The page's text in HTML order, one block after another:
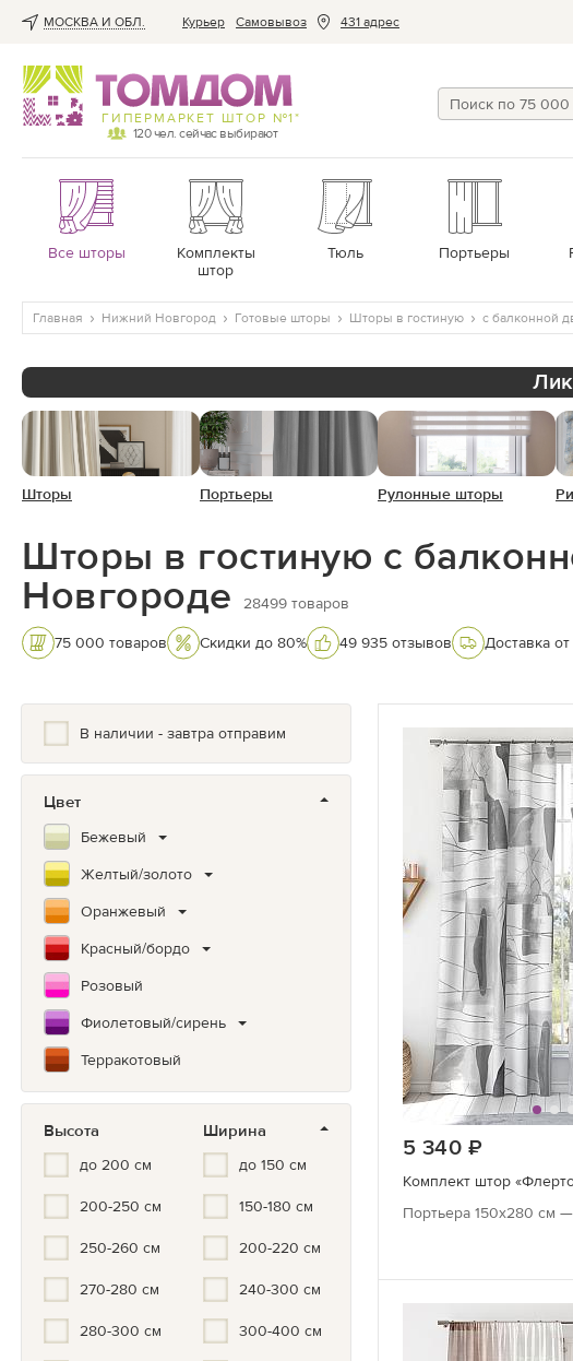
МОСКВА И ОБЛ. Курьер Cамовывоз 431 адрес
ГИПЕРМАРКЕТ ШТОР №1*
120чел. сейчас выбирают
Все шторы
Комплекты
штор
Тюль Портьеры
Главная Нижний Новгород Готовые шторы Шторы в гостиную с балконной
Шторы Портьеры Рулонные шторы
Шторы в гостиную с
Новгороде
28499 товаров
75 000 товаров Скидки до 80% 49 935 отзывов Доставка от
В наличии - завтра отправим
Цвет
Бежевый
Желтый/золото
Оранжевый
Красный/бордо
Розовый
Фиолетовый/сирень
Терракотовый
Коричневый
Зеленый
Бирюзовый
Синий/Голубой
Белый
Серый/черный
Высота Ширина
до 200 см
200-250 см
250-260 см
270-280 см
280-300 см
до 150 см
150-180 см
200-220 см
240-300 см
300-400 см
5 340
Комплект штор
Портьера 150х280 см